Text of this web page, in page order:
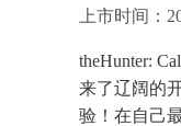
上市时间：
theHunter:
来了辽阔的
验！在自己